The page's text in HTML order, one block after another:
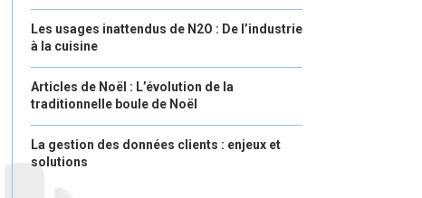
Les usages inattendus de N2O : De l’industrie
à la cuisine
Articles de Noël : L’évolution de la
traditionnelle boule de Noël
La gestion des données clients : enjeux et
solutions